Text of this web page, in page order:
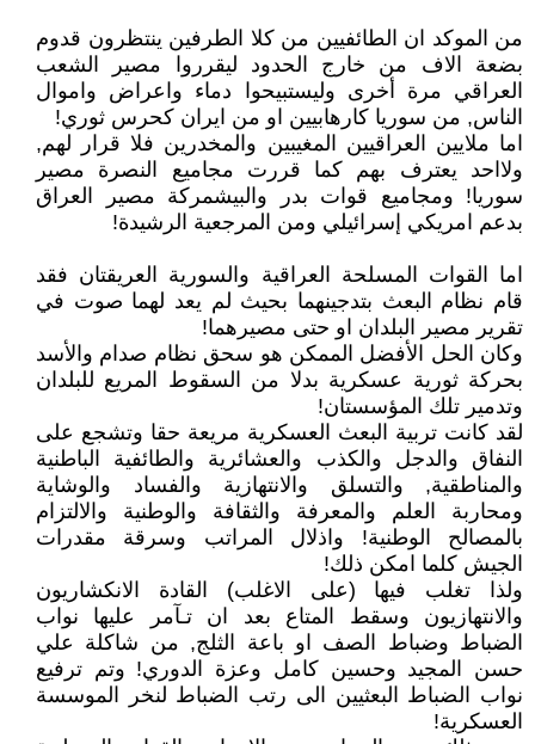
من الموكد ان الطائفيين من كلا الطرفين ينتظرون قدوم
بضعة الاف من خارج الحدود ليقرروا مصير الشعب
العراقي مرة أخرى وليستبيحوا دماء واعراض واموال
الناس, من سوريا كارهابيين او من ايران كحرس ثوري!
اما ملايين العراقيين المغيبين والمخدرين فلا قرار لهم,
ولااحد يعترف بهم كما قررت مجاميع النصرة مصير
سوريا! ومجاميع قوات بدر والبيشمركة مصير العراق
بدعم امريكي إسرائيلي ومن المرجعية الرشيدة!
اما القوات المسلحة العراقية والسورية العريقتان فقد
قام نظام البعث بتدجينهما بحيث لم يعد لهما صوت في
تقرير مصير البلدان او حتى مصيرهما!
وكان الحل الأفضل الممكن هو سحق نظام صدام والأسد
بحركة ثورية عسكرية بدلا من السقوط المريع للبلدان
وتدمير تلك المؤسستان!
لقد كانت تربية البعث العسكرية مريعة حقا وتشجع على
النفاق والدجل والكذب والعشائرية والطائفية الباطنية
والمناطقية, والتسلق والانتهازية والفساد والوشاية
ومحاربة العلم والمعرفة والثقافة والوطنية والالتزام
بالمصالح الوطنية! واذلال المراتب وسرقة مقدرات
الجيش كلما امكن ذلك!
ولذا تغلب فيها (على الاغلب) القادة الانكشاريون
والانتهازيون وسقط المتاع بعد ان تـآمر عليها نواب
الضباط وضباط الصف او باعة الثلج, من شاكلة علي
حسن المجيد وحسين كامل وعزة الدوري! وتم ترفيع
نواب الضباط البعثيين الى رتب الضباط لنخر الموسسة
العسكرية!